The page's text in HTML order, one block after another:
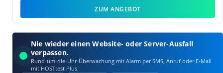
ZUM ANGEBOT
Nie wieder einen Website- oder Server-Ausfall
verpassen.
Rund-um-die-Uhr-Überwachung mit Alarm per SMS, Anruf oder E‑Mail
mit HOSTtest Plus.